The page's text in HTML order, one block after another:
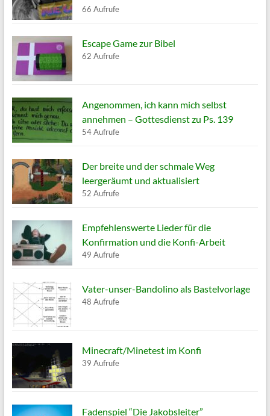
66 Aufrufe
Escape Game zur Bibel
62 Aufrufe
Angenommen, ich kann mich selbst
annehmen – Gottesdienst zu Ps. 139
54 Aufrufe
Der breite und der schmale Weg
leergeräumt und aktualisiert
52 Aufrufe
Empfehlenswerte Lieder für die
Konfirmation und die Konfi-Arbeit
49 Aufrufe
Vater-unser-Bandolino als Bastelvorlage
48 Aufrufe
Minecraft/Minetest im Konfi
39 Aufrufe
Fadenspiel “Die Jakobsleiter”